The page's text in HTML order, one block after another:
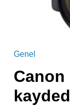
Genel
Canon